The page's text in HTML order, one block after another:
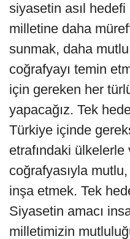
siyasetin asıl
milletine daha
sunmak, daha
coğrafyayı temin
için gereken her
yapacağız. Tek
Türkiye içinde
etrafındaki
coğrafyasıyla
inşa etmek. Tek
Siyasetin amacı
milletimizin